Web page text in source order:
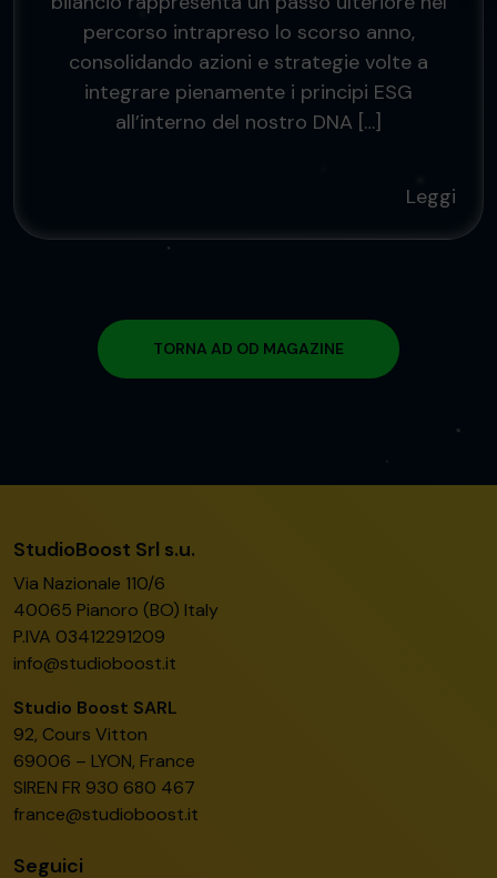
percorso intrapreso lo scorso anno,
consolidando azioni e strategie volte a
integrare pienamente i principi ESG
all’interno del nostro DNA […]
Leggi
TORNA AD OD MAGAZINE
StudioBoost Srl s.u.
Via Nazionale 110/6
40065 Pianoro (BO) Italy
P.IVA 03412291209
info@studioboost.it
Studio Boost SARL
92, Cours Vitton
69006 – LYON, France
SIREN FR 930 680 467
france@studioboost.it
Seguici